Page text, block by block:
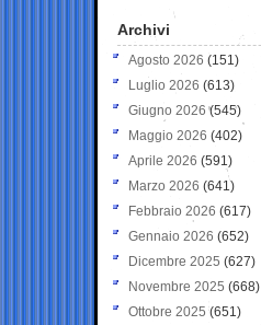
Archivi
Agosto 2026 (151)
Luglio 2026 (613)
Giugno 2026 (545)
Maggio 2026 (402)
Aprile 2026 (591)
Marzo 2026 (641)
Febbraio 2026 (617)
Gennaio 2026 (652)
Dicembre 2025 (627)
Novembre 2025 (668)
Ottobre 2025 (651)